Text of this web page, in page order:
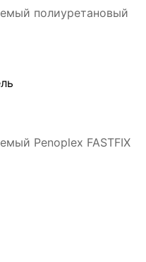
полиуретановый
Penoplex FASTFIX